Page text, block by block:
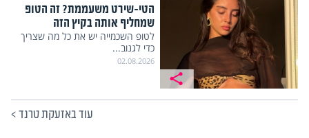
הטי-שירט משעממת? זה הטופ
שמחליף אותה בקיץ הזה
לטופ השכמייה יש את כל מה שצריך
כדי לגנוב...
02.08.2026
עוד באזעקת טרנד>